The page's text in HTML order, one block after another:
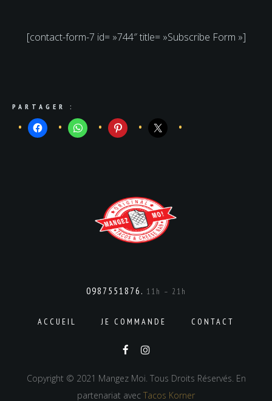
[contact-form-7 id= »744″ title= »Subscribe Form »]
PARTAGER :
0987551876. 11h – 21h
ACCUEIL JE COMMANDE CONTACT
Copyright © 2021 Mangez Moi. Tous Droits Réservés. En
partenariat avec Tacos Korner